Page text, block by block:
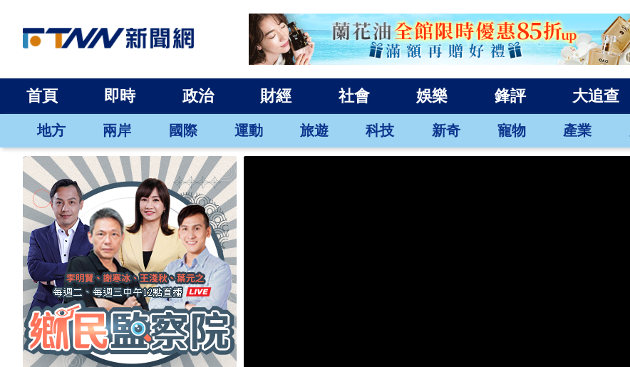
首頁 即時 政治 財經 社會 娛樂 鋒評 大追查
地方 兩岸 國際 運動 旅遊 科技 新奇 寵物 產業